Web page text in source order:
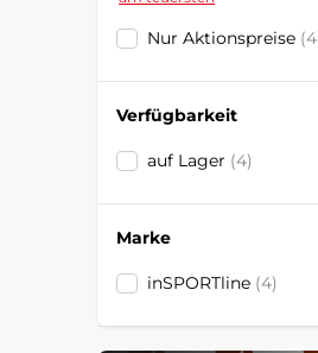
Nur Aktionspreise
Verfügbarkeit
auf Lager (4)
Marke
inSPORTline (4)